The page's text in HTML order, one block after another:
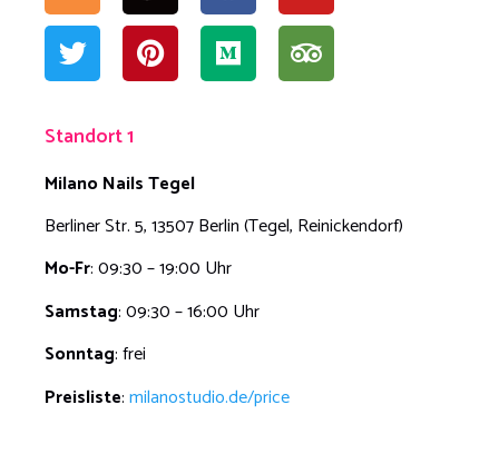
Standort 1
Milano Nails Tegel
Berliner Str. 5, 13507 Berlin (Tegel, Reinickendorf)
Mo-Fr: 09:30 – 19:00 Uhr
Samstag: 09:30 – 16:00 Uhr
Sonntag: frei
Preisliste:milanostudio.de/price